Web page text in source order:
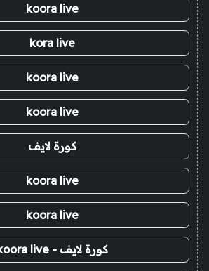
koora live
kora live
koora live
koora live
كورة لايف
koora live
koora live
كورة لايف - koora live